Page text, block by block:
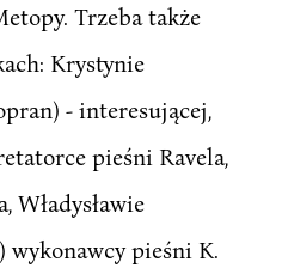
Trzeba także
Krystynie
- interesującej,
pieśni Ravela,
Władysławie
pieśni K.